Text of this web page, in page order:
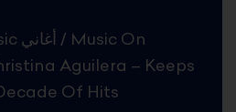
Audio music أغاني / Music On
Aguilera – Keeps
Of Hits